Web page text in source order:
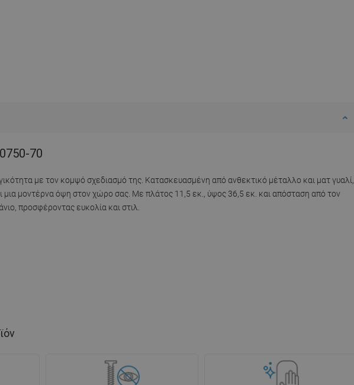
70
με τον κομψό σχεδιασμό της. Κατασκευασμένη από ανθεκτικό μέταλλο και ματ γυαλί,
μια μοντέρνα όψη στον χώρο σας. Με πλάτος 11,5 εκ., ύψος 36,5 εκ. και απόσταση από τον
προσφέροντας ευκολία και στιλ.